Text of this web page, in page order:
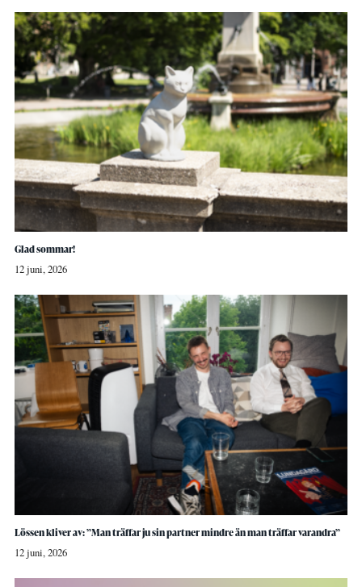
Glad sommar!
12 juni, 2026
Lössen kliver av: ”Man träffar ju sin partner mindre än man träffar varandra”
12 juni, 2026